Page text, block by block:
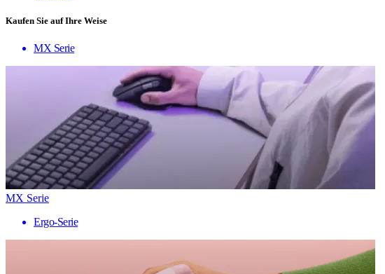
Kaufen Sie auf Ihre Weise
MX Serie
MX Serie
Ergo-Serie